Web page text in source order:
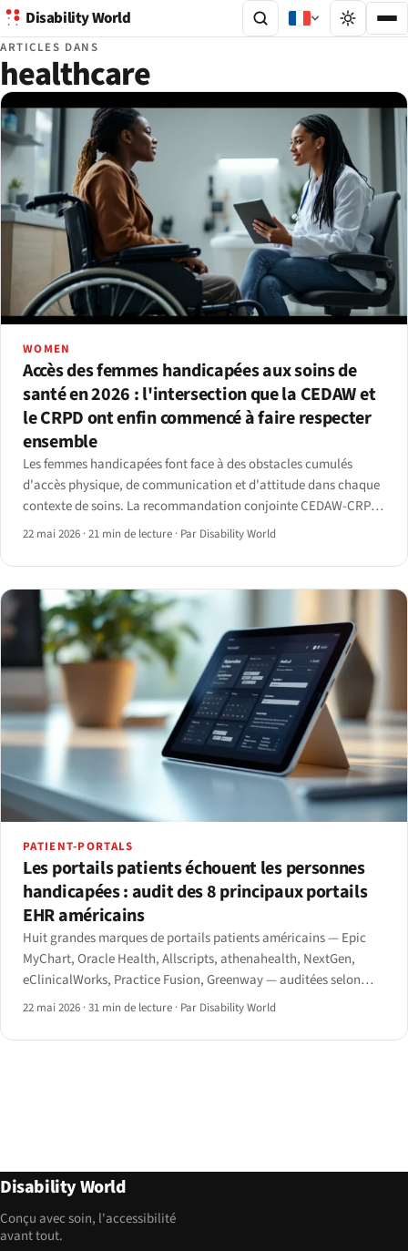
Disability World
ARTICLES DANS
healthcare
WOMEN
Accès des femmes handicapées aux soins de
santé en 2026 : l'intersection que la CEDAW et
le CRPD ont enfin commencé à faire respecter
ensemble
Les femmes handicapées font face à des obstacles cumulés
d'accès physique, de communication et d'attitude dans chaque
contexte de soins. La recommandation conjointe CEDAW-CRPD
de 2025 et les données de réforme nationale 2024-2026 montrent
22 mai 2026 ·21 min de lecture · Par Disability World
PATIENT-PORTALS
Les portails patients échouent les personnes
handicapées : audit des 8 principaux portails
EHR américains
Huit grandes marques de portails patients américains — Epic
MyChart, Oracle Health, Allscripts, athenahealth, NextGen,
eClinicalWorks, Practice Fusion, Greenway — auditées selon
WCAG 2.1 AA et la règle finale HHS Section 504 de mai 2024.
22 mai 2026 ·31 min de lecture · Par Disability World
Disability World
Conçu avec soin, l'accessibilité
avant tout.